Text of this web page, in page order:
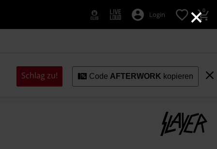
×
Login 0
Schlag zu! Code AFTERWORK kopieren